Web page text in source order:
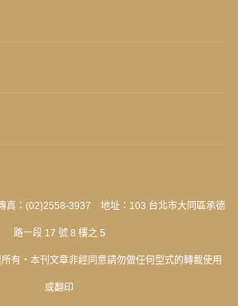
：(02)2558-3937 地址：103 台北市大同區承德
路一段 17 號 8 樓之 5
有‧本刊文章非經同意請勿做任何型式的轉載使用
或翻印